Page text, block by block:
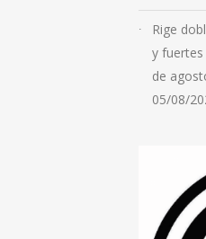
Rige
y
de
05/08/